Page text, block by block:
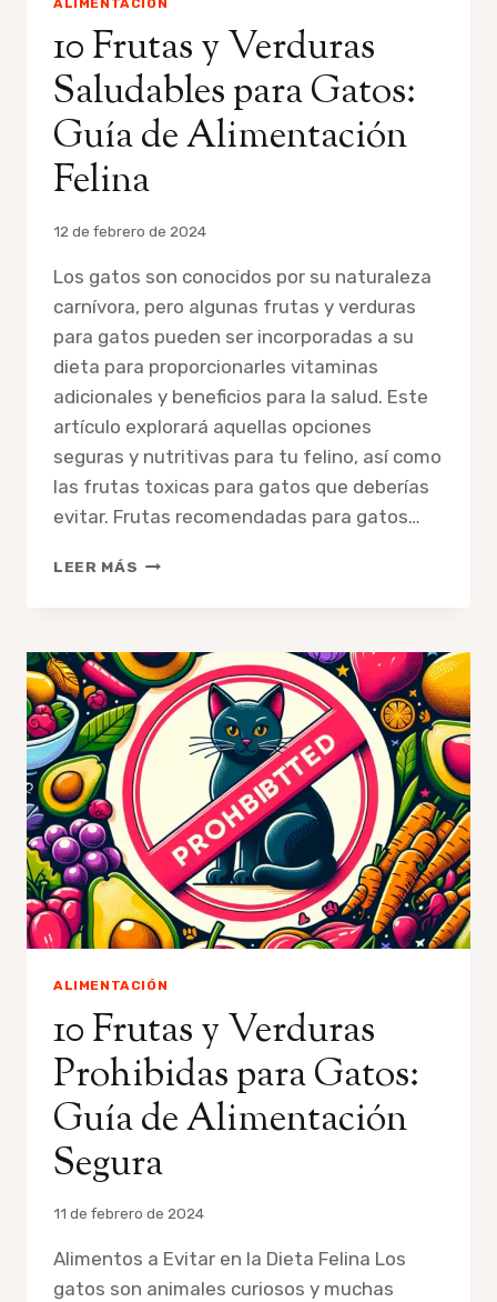
10 Frutas y Verduras
Saludables para Gatos:
Guía de Alimentación
Felina
Por
12 de febrero de 2024
Los gatos son conocidos por su naturaleza
carnívora, pero algunas frutas y verduras
para gatos pueden ser incorporadas a su
dieta para proporcionarles vitaminas
adicionales y beneficios para la salud. Este
artículo explorará aquellas opciones
seguras y nutritivas para tu felino, así como
las frutas toxicas para gatos que deberías
evitar. Frutas recomendadas para gatos…
LEER MÁS
SALUDABLES
PARA
GATOS:
GUÍA
DE
ALIMENTACIÓN
ALIMENTACIÓN
10 Frutas y Verduras
Prohibidas para Gatos:
Guía de Alimentación
Segura
Por
11 de febrero de 2024
Alimentos a Evitar en la Dieta Felina Los
gatos son animales curiosos y muchas